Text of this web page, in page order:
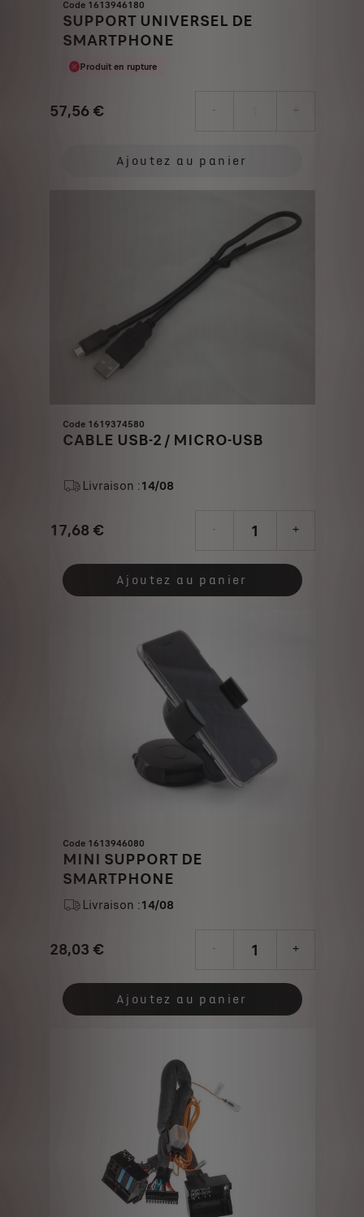
Code 1613946180
SUPPORT UNIVERSEL DE
SMARTPHONE
Produit en rupture
57,56 € - +
Ajoutez au panier
Code 1619374580
CABLE USB-2 / MICRO-USB
Livraison :14/08
17,68 €
Price
17,68
- +
Quantity
updated
Ajoutez au panier
Code 1613946080
MINI SUPPORT DE
SMARTPHONE
Livraison :14/08
28,03 €
Price
28,03
- +
Quantity
updated
Ajoutez au panier